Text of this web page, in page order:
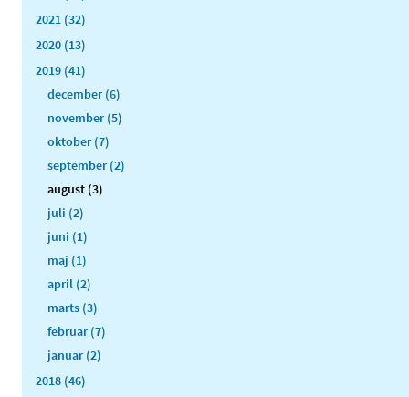
2021 (32)
2020 (13)
2019 (41)
december (6)
november (5)
oktober (7)
september (2)
august (3)
juli (2)
juni (1)
maj (1)
april (2)
marts (3)
februar (7)
januar (2)
2018 (46)